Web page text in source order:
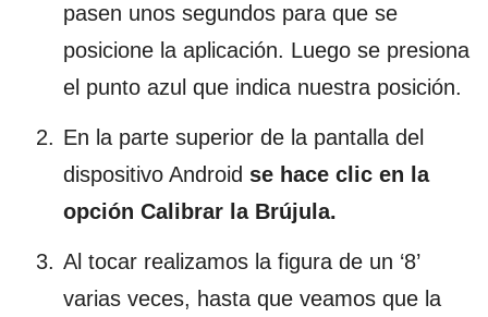
pasen unos segundos para que se
posicione la aplicación. Luego se presiona
el punto azul que indica nuestra posición.
En la parte superior de la pantalla del
dispositivo Android se hace clic en la
opción Calibrar la Brújula.
Al tocar realizamos la figura de un ‘8’
varias veces, hasta que veamos que la